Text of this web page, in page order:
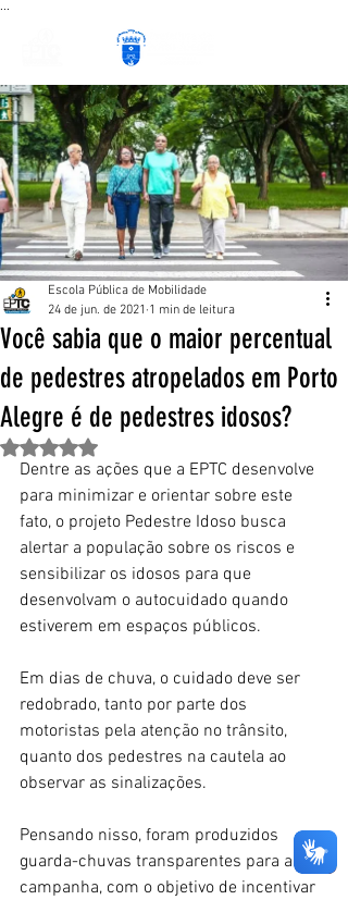
Você sabia que o maior percentual
de pedestres atropelados em Porto
Alegre é de pedestres idosos?
Escola Pública de Mobilidade
24 de jun. de 2021 1 min de leitura
Avaliado com NaN de 5 estrelas.
Dentre as ações que a EPTC desenvolve
para minimizar e orientar sobre este
fato, o projeto Pedestre Idoso busca
alertar a população sobre os riscos e
sensibilizar os idosos para que
desenvolvam o autocuidado quando
estiverem em espaços públicos.
Em dias de chuva, o cuidado deve ser
redobrado, tanto por parte dos
motoristas pela atenção no trânsito,
quanto dos pedestres na cautela ao
observar as sinalizações.
Pensando nisso, foram produzidos
guarda-chuvas transparentes para a
campanha, com o objetivo de incentivar